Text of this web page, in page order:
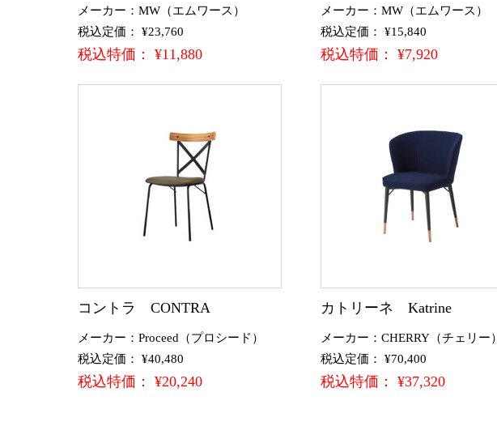
メーカー：MW（エムワース）
税込定価： ¥23,760
税込特価： ¥11,880
メーカー：MW（エムワース）
税込定価： ¥15,840
税込特価： ¥7,920
コントラ CONTRA
メーカー：Proceed（プロシード）
税込定価： ¥40,480
税込特価： ¥20,240
カトリーネ Katrine
メーカー：CHERRY（チェリー）
税込定価： ¥70,400
税込特価： ¥37,320